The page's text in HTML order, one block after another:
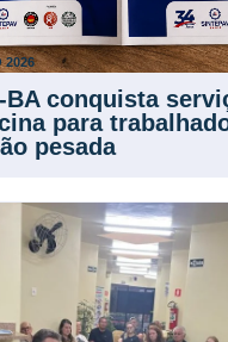
2026
BA conquista
para
pesada